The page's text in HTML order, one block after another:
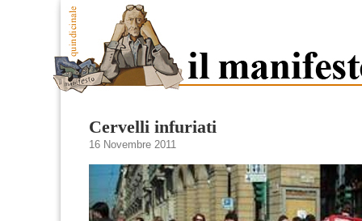
Cervelli infuriati
16 Novembre 2011